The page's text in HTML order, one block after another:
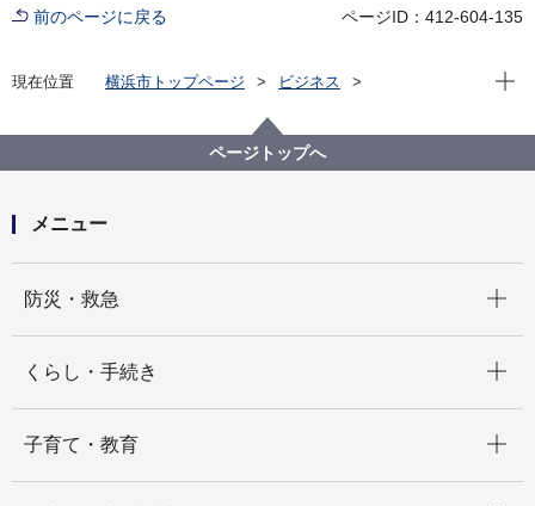
前のページに戻る ページID：412-604-135
現在位置 横浜市トップページ
ビジネス
環境・省エネに関する取組・補助制度等
横浜市建築物環境配慮制度（CASBEE横浜）
CASBEE横浜(2000㎡以上の建築物）
普及活動
現在
ページトップへ
メニュー
防災・救急
くらし・手続き
子育て・教育